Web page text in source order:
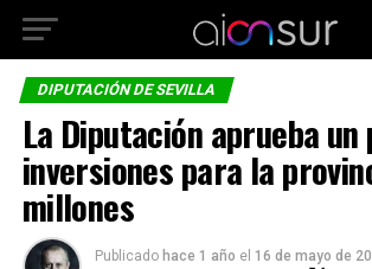
DIPUTACIÓN DE SEVILLA
La Diputación aprueba un
inversiones para la
millones
Publicado hace 1 año el 16 de mayo de